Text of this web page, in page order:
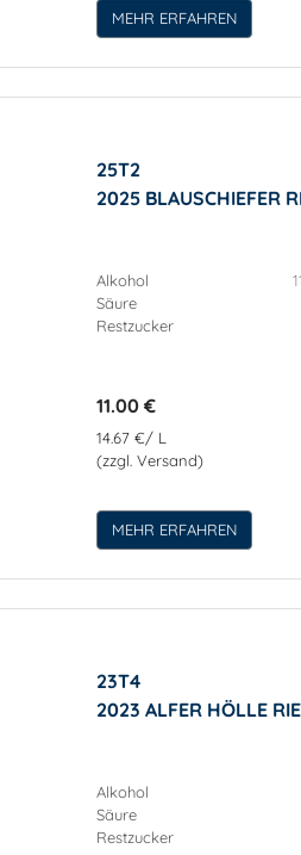
MEHR ERFAHREN
25T2
2025 BLAUSCHIEFER
Alkohol
Säure
Restzucker
11.00 €
14.67 €/ L
(zzgl. Versand)
MEHR ERFAHREN
23T4
2023 ALFER HÖLLE
Alkohol
Säure
Restzucker